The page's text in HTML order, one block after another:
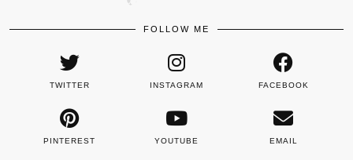
FOLLOW ME
TWITTER INSTAGRAM FACEBOOK
PINTEREST YOUTUBE EMAIL